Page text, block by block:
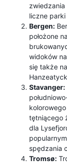
liczne
Bergen:
położone
widoków
się także
Stavanger:
tętniącego
dla
spędzania
Tromsø: